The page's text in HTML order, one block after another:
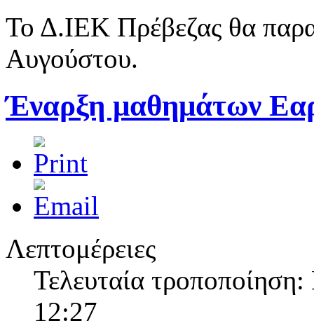
Το Δ.ΙΕΚ Πρέβεζας θα
Αυγούστου.
Έναρξη μαθημάτων
Λεπτομέρειες
Τελευταία
12:27